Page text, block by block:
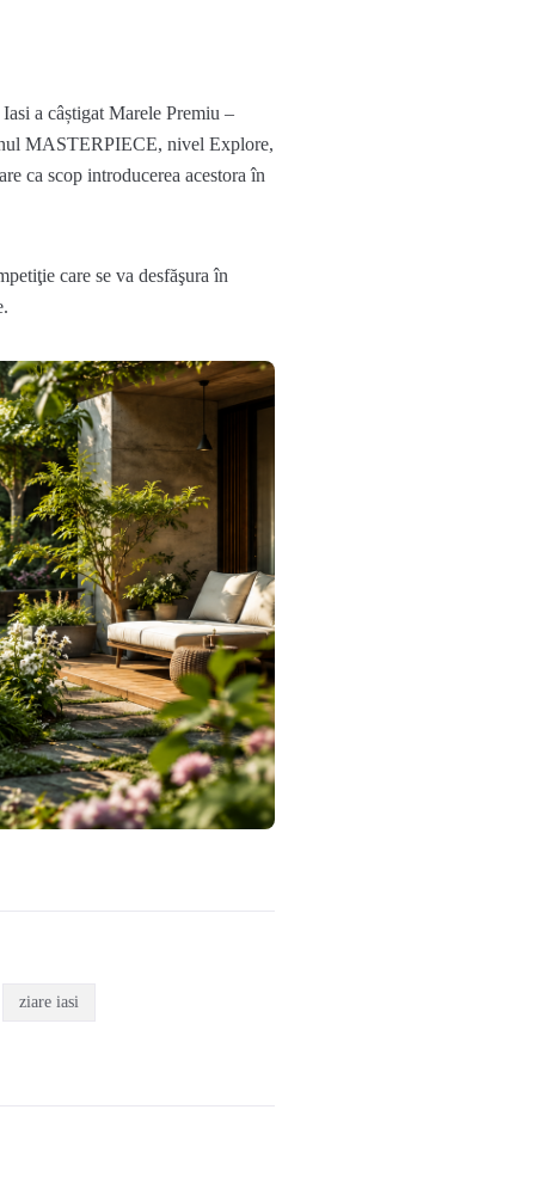
a câștigat Marele Premiu –
MASTERPIECE, nivel Explore,
ca scop introducerea acestora în
care se va desfăşura în
ziare iasi